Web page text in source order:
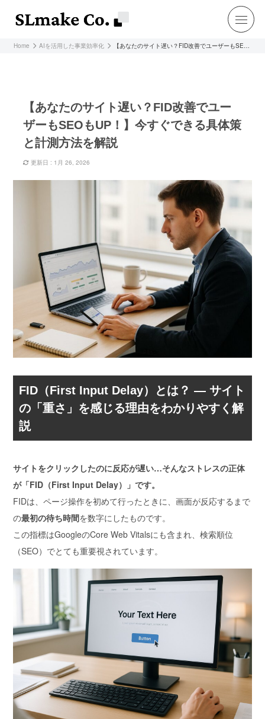
Home AIを活用した事業効率化 【あなたのサイト遅い？FID改善でユーザーもSEOもUP！】今すぐできる具体策と計測方法を解説
【あなたのサイト遅い？FID改善でユー
ザーもSEOもUP！】今すぐできる具体策
と計測方法を解説
更新日 : 1月 26, 2026
FID（First Input Delay）とは？ ― サイト
の「重さ」を感じる理由をわかりやすく解
説
サイトをクリックしたのに反応が遅い…そんなストレスの正体
が「FID（First Input Delay）」です。
FIDは、ページ操作を初めて行ったときに、画面が反応するまで
の最初の待ち時間を数字にしたものです。
この指標はGoogleのCore Web Vitalsにも含まれ、検索順位
（SEO）でとても重要視されています。